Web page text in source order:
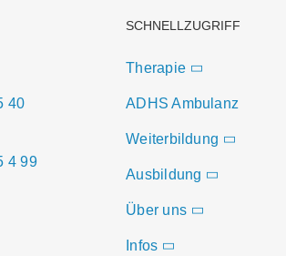
40
4 99
SCHNELLZUGRIFF
Therapie
ADHS Ambulanz
Weiterbildung
Ausbildung
Über uns
Infos